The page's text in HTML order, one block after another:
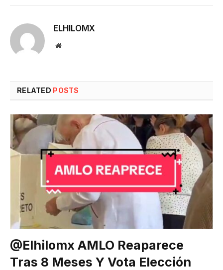
ELHILOMX
Website
RELATED POSTS
@elhilomx AMLO Reaparece
Tras 8 Meses Y Vota Elección